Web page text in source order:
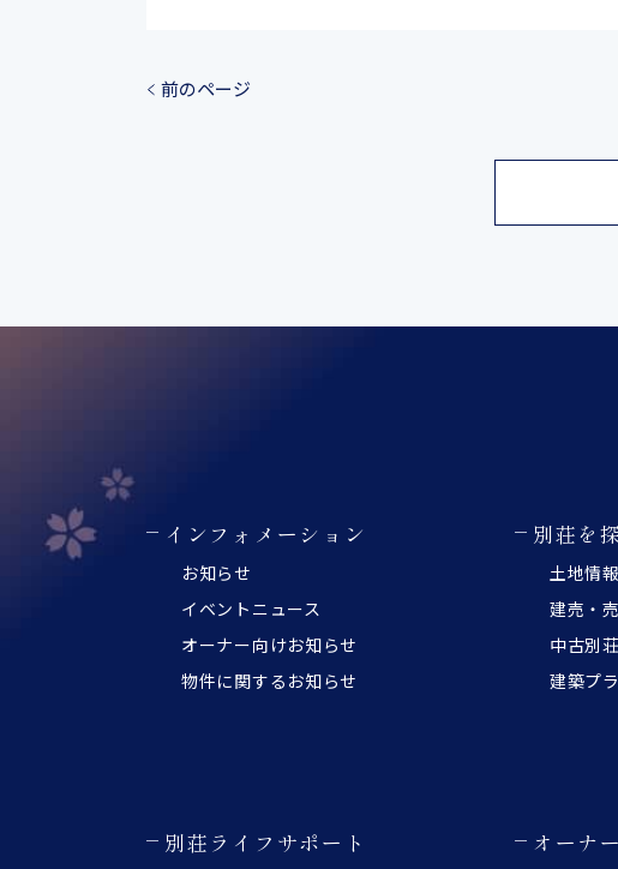
前のページ
インフォメーション
お知らせ
イベントニュース
オーナー向けお知らせ
物件に関するお知らせ
別荘を
土地情報
建売・
中古別
建築プ
別荘ライフサポート オーナ